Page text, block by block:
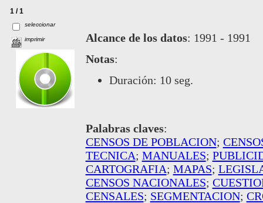
1 / 1
seleccionar
imprimir Alcance de los datos: 1991 - 1991
Notas:
Duración: 10 seg.
Palabras claves:
CENSOS DE POBLACION;
TECNICA; MANUALES;
CARTOGRAFIA; MAPAS;
CENSOS NACIONALES;
CENSALES; SEGMENTACION;